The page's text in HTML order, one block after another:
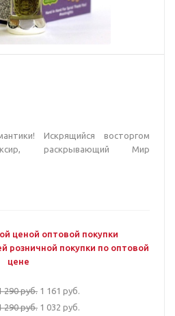
Искрящийся восторгом
раскрывающий Мир
ценой оптовой покупки
розничной покупки по оптовой
цене
290 руб. 1 161 руб.
290 руб. 1 032 руб.